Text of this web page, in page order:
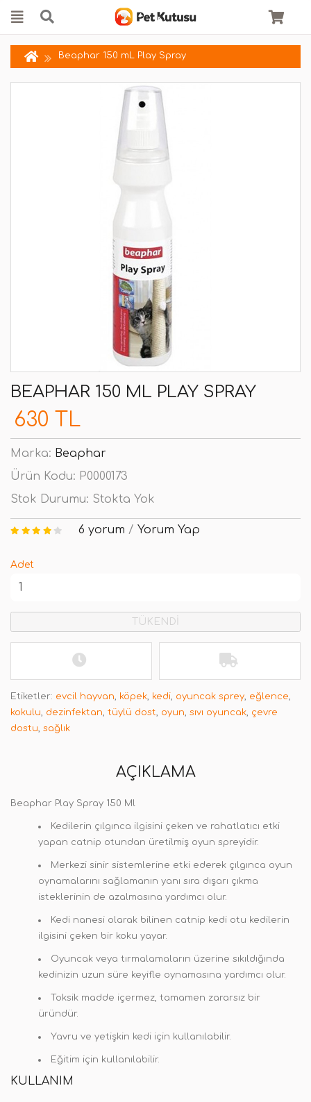
Beaphar 150 mL Play Spray
BEAPHAR 150 ML PLAY SPRAY
630 TL
Marka: Beaphar
Ürün Kodu: P0000173
Stok Durumu: Stokta Yok
6 yorum / Yorum Yap
Adet
TÜKENDİ
Etiketler: evcil hayvan, köpek, kedi, oyuncak sprey, eğlence,
kokulu, dezinfektan, tüylü dost, oyun, sıvı oyuncak, çevre
dostu, sağlık
AÇIKLAMA
Beaphar Play Spray 150 Ml
Kedilerin çılgınca ilgisini çeken ve rahatlatıcı etki
yapan catnip otundan üretilmiş oyun spreyidir.
Merkezi sinir sistemlerine etki ederek çılgınca oyun
oynamalarını sağlamanın yanı sıra dışarı çıkma
isteklerinin de azalmasına yardımcı olur.
Kedi nanesi olarak bilinen catnip kedi otu kedilerin
ilgisini çeken bir koku yayar.
Oyuncak veya tırmalamaların üzerine sıkıldığında
kedinizin uzun süre keyifle oynamasına yardımcı olur.
Toksik madde içermez, tamamen zararsız bir
üründür.
Yavru ve yetişkin kedi için kullanılabilir.
Eğitim için kullanılabilir.
KULLANIM